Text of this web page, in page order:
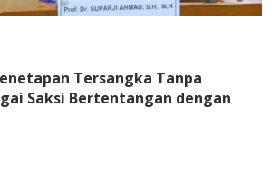
Tersangka Tanpa
Saksi Bertentangan dengan